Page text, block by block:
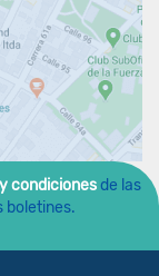
condicionesde las
boletines.